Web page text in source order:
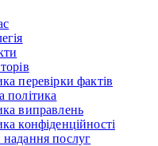
перевірки фактів
політика
виправлень
конфіденційності
послуг